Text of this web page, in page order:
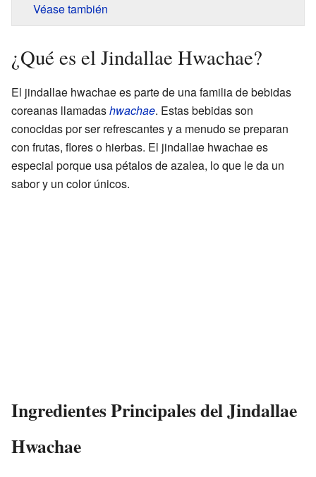
Véase también
¿Qué es el Jindallae Hwachae?
El jindallae hwachae es parte de una familia de bebidas
coreanas llamadashwachae. Estas bebidas son
conocidas por ser refrescantes y a menudo se preparan
con frutas, flores o hierbas. El jindallae hwachae es
especial porque usa pétalos de azalea, lo que le da un
sabor y un color únicos.
Ingredientes Principales del Jindallae
Hwachae